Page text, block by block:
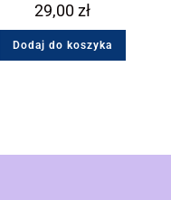
29,00zł
Dodaj do koszyka